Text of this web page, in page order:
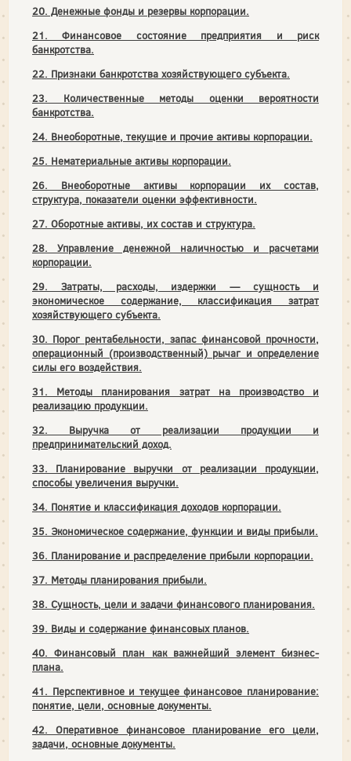
20. Денежные фонды и резервы корпорации.
21. Финансовое состояние предприятия и риск
банкротства.
22. Признаки банкротства хозяйствующего субъекта.
23. Количественные методы оценки вероятности
банкротства.
24. Внеоборотные, текущие и прочие активы корпорации.
25. Нематериальные активы корпорации.
26. Внеоборотные активы корпорации их состав,
структура, показатели оценки эффективности.
27. Оборотные активы, их состав и структура.
28. Управление денежной наличностью и расчетами
корпорации.
29. Затраты, расходы, издержки — сущность и
экономическое содержание, классификация затрат
хозяйствующего субъекта.
30. Порог рентабельности, запас финансовой прочности,
операционный (производственный) рычаг и определение
силы его воздействия.
31. Методы планирования затрат на производство и
реализацию продукции.
32. Выручка от реализации продукции и
предпринимательский доход.
33. Планирование выручки от реализации продукции,
способы увеличения выручки.
34. Понятие и классификация доходов корпорации.
35. Экономическое содержание, функции и виды прибыли.
36. Планирование и распределение прибыли корпорации.
37. Методы планирования прибыли.
38. Сущность, цели и задачи финансового планирования.
39. Виды и содержание финансовых планов.
40. Финансовый план как важнейший элемент бизнес-
плана.
41. Перспективное и текущее финансовое планирование:
понятие, цели, основные документы.
42. Оперативное финансовое планирование его цели,
задачи, основные документы.